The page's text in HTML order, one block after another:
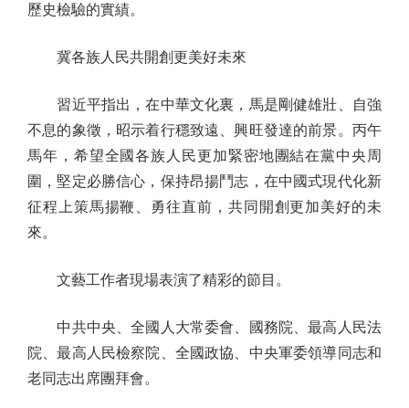
歷史檢驗的實績。
冀各族人民共開創更美好未來
習近平指出，在中華文化裏，馬是剛健雄壯、自強
不息的象徵，昭示着行穩致遠、興旺發達的前景。丙午
馬年，希望全國各族人民更加緊密地團結在黨中央周
圍，堅定必勝信心，保持昂揚鬥志，在中國式現代化新
征程上策馬揚鞭、勇往直前，共同開創更加美好的未
來。
文藝工作者現場表演了精彩的節目。
中共中央、全國人大常委會、國務院、最高人民法
院、最高人民檢察院、全國政協、中央軍委領導同志和
老同志出席團拜會。